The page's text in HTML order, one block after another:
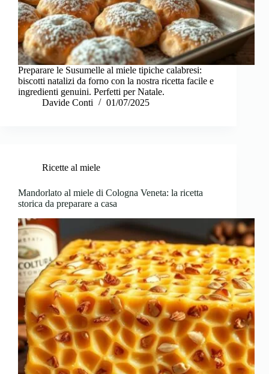
Preparare le Susumelle al miele tipiche calabresi:
biscotti natalizi da forno con la nostra ricetta facile e
ingredienti genuini. Perfetti per Natale.
Davide Conti
01/07/2025
Ricette al miele
Mandorlato al miele di Cologna Veneta: la ricetta
storica da preparare a casa